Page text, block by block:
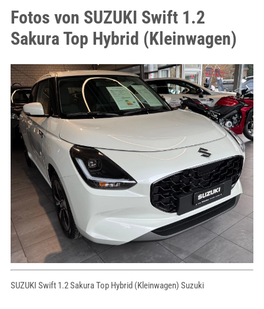
Fotos von SUZUKI Swift 1.2
Sakura Top Hybrid (Kleinwagen)
SUZUKI Swift 1.2 Sakura Top Hybrid (Kleinwagen) Suzuki